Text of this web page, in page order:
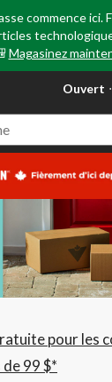
commence ici.
Magasinez
votre
préféré
Leduc,
AB,
courament
Fermeture
à
22:00
cliquer
pour
changer
Ouvert
pour les
99 $*